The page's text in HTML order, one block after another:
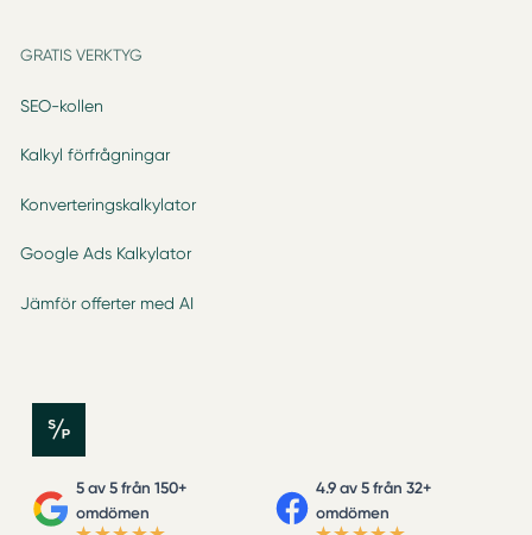
GRATIS VERKTYG
SEO-kollen
Kalkyl förfrågningar
Konverteringskalkylator
Google Ads Kalkylator
Jämför offerter med AI